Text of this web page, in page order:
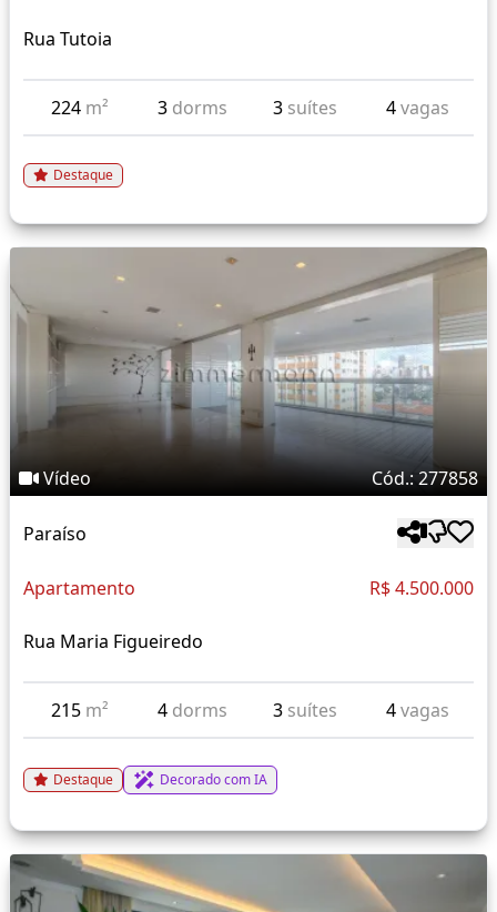
Rua Tutoia
224 m² 3 dorms 3 suítes 4vagas
Destaque
Vídeo Cód.: 277858
Paraíso
Apartamento R$ 4.500.000
Rua Maria Figueiredo
215 m² 4 dorms 3 suítes 4vagas
Destaque Decorado com IA